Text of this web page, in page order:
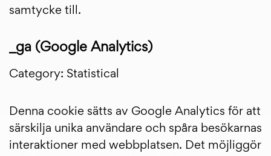
samtycke till.
_ga (Google Analytics)
Category: Statistical
Denna cookie sätts av Google Analytics för att
särskilja unika användare och spåra besökarnas
interaktioner med webbplatsen. Det möjliggör